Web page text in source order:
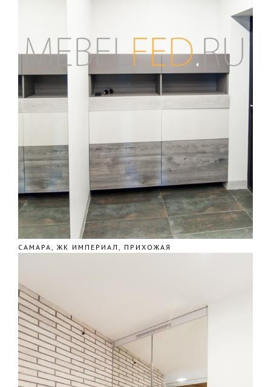
САМАРА, ЖК ИМПЕРИАЛ, ПРИХОЖАЯ